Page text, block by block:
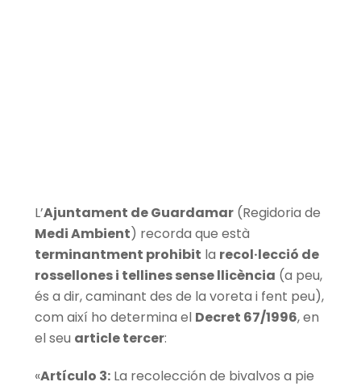
L’Ajuntament de Guardamar(Regidoria de
Medi Ambient) recorda que està
terminantment prohibit la recol·lecció de
rossellones i tellines sense llicència (a peu,
és a dir, caminant des de la voreta i fent peu),
com així ho determina el Decret 67/1996, en
el seu article tercer:
«Artículo 3:La recolección de bivalvos a pie